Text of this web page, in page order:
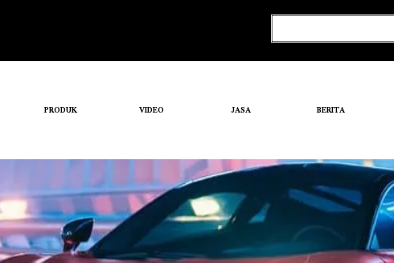
PRODUK VIDEO JASA BERITA